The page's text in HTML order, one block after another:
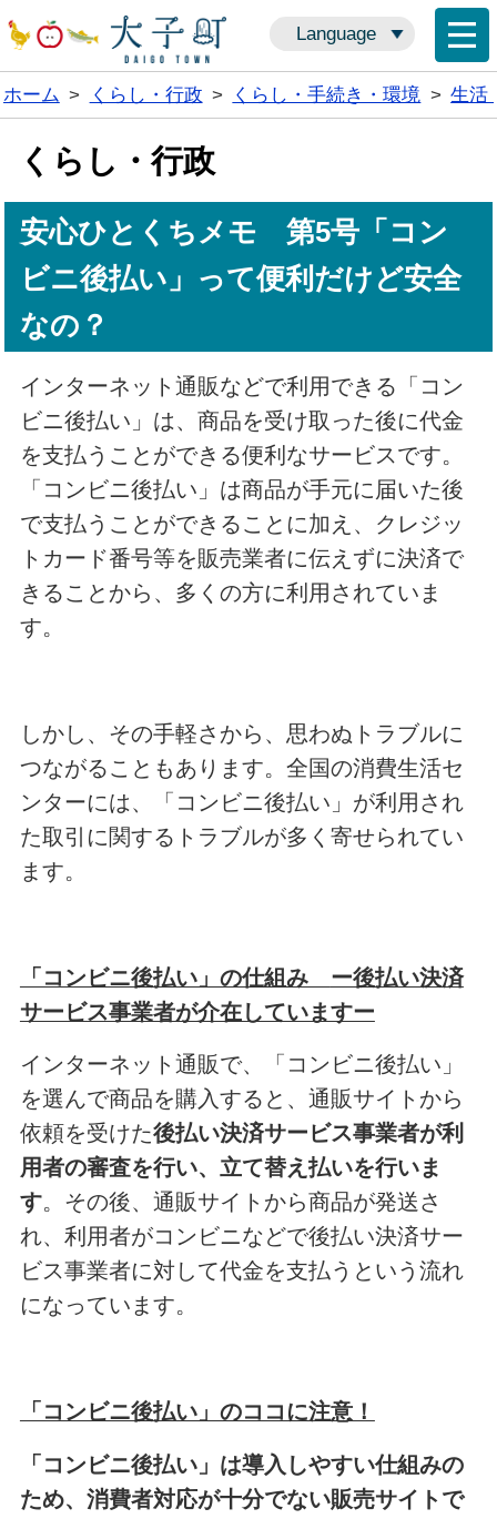
Language
ホーム > くらし・行政 > くらし・手続き・環境 > 生活
くらし・行政
安心ひとくちメモ 第5号「コン
ビニ後払い」って便利だけど安全
なの？
インターネット通販などで利用できる「コン
ビニ後払い」は、商品を受け取った後に代金
を支払うことができる便利なサービスです。
「コンビニ後払い」は商品が手元に届いた後
で支払うことができることに加え、クレジッ
トカード番号等を販売業者に伝えずに決済で
きることから、多くの方に利用されていま
す。
しかし、その手軽さから、思わぬトラブルに
つながることもあります。全国の消費生活セ
ンターには、「コンビニ後払い」が利用され
た取引に関するトラブルが多く寄せられてい
ます。
「コンビニ後払い」の仕組み ー後払い決済
サービス事業者が介在していますー
インターネット通販で、「コンビニ後払い」
を選んで商品を購入すると、通販サイトから
依頼を受けた後払い決済サービス事業者が利
用者の審査を行い、立て替え払いを行いま
す。その後、通販サイトから商品が発送さ
れ、利用者がコンビニなどで後払い決済サー
ビス事業者に対して代金を支払うという流れ
になっています。
「コンビニ後払い」のココに注意！
「コンビニ後払い」は導入しやすい仕組みの
ため、消費者対応が十分でない販売サイトで